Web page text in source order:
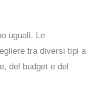
uguali. Le
tra diversi tipi a
del budget e del